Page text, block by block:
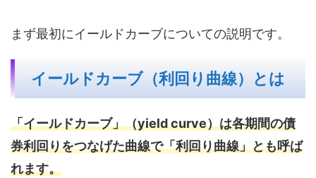
まず最初にイールドカーブについての説明です。
イールドカーブ（利回り曲線）とは
「イールドカーブ」（yield curve）は各期間の債
券利回りをつなげた曲線で「利回り曲線」とも呼ば
れます。